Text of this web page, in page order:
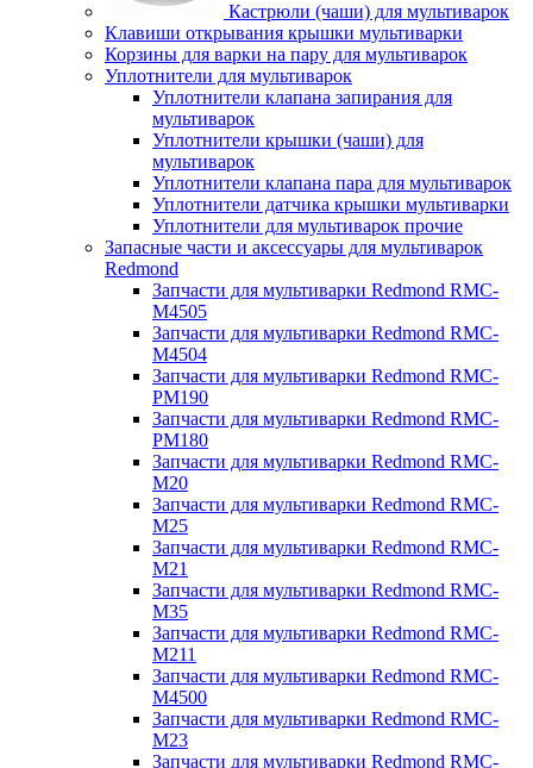
Кастрюли (чаши) для мультиварок
Клавиши открывания крышки мультиварки
Корзины для варки на пару для мультиварок
Уплотнители для мультиварок
Уплотнители клапана запирания для
мультиварок
Уплотнители крышки (чаши) для
мультиварок
Уплотнители клапана пара для мультиварок
Уплотнители датчика крышки мультиварки
Уплотнители для мультиварок прочие
Запасные части и аксессуары для мультиварок
Redmond
Запчасти для мультиварки Redmond RMC-
M4505
Запчасти для мультиварки Redmond RMC-
M4504
Запчасти для мультиварки Redmond RMC-
PM190
Запчасти для мультиварки Redmond RMC-
PM180
Запчасти для мультиварки Redmond RMC-
M20
Запчасти для мультиварки Redmond RMC-
M25
Запчасти для мультиварки Redmond RMC-
M21
Запчасти для мультиварки Redmond RMC-
M35
Запчасти для мультиварки Redmond RMC-
M211
Запчасти для мультиварки Redmond RMC-
M4500
Запчасти для мультиварки Redmond RMC-
M23
Запчасти для мультиварки Redmond RMC-